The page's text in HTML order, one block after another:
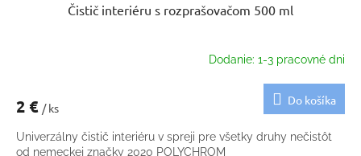
Čistič interiéru s rozprašovačom 500 ml
Dodanie: 1-3 pracovné dni
2 € / ks
Do košíka
Univerzálny čistič interiéru v spreji pre všetky druhy nečistôt
od nemeckej značky 2020 POLYCHROM